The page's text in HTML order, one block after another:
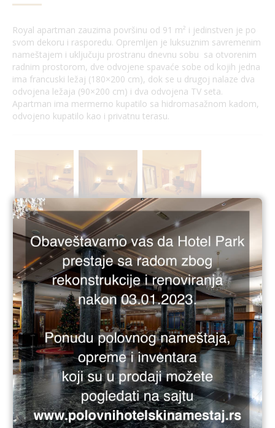
Royal apartman zauzima površinu od 91 m² i jedinstven je po
svom dekoru i rasporedu. Opremljen je luksuznim savremenim
nameštajem i uključuju prostranu dnevnu sobu sa otvorenim
radnim prostorom, dve odvojene spavaće sobe od kojih jedna
ima francuski ležaj (180×200 cm), dok se u drugoj nalaze dva
odvojena ležaja (90×200 cm) i dva odvojena TV seta.
Apartman ima mermerno kupatilo sa hidromasažnom kadom,
odvojeno kupatilo kao i privatnu terasu.
PRETRAGA